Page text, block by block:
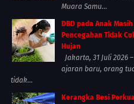
Muara Samu...
DBD pada Anak
Pencegahan Tidak
Hujan
Jakarta, 31 Juli 2026
ajaran baru, orang
tidak...
Kerangka Besi